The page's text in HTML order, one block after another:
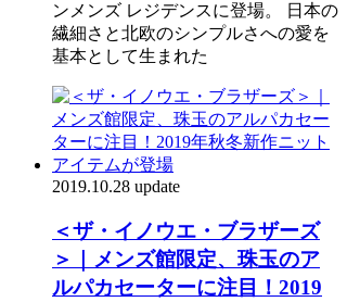
ンメンズ レジデンスに登場。 日本の
繊細さと北欧のシンプルさへの愛を
基本として生まれた
2019.10.28 update
＜ザ・イノウエ・ブラザーズ
＞｜メンズ館限定、珠玉のア
ルパカセーターに注目！2019